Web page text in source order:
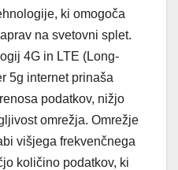
ki omogoča
na svetovni splet.
4G in LTE (Long-
5g internet prinaša
podatkov, nižjo
omrežja. Omrežje
višjega frekvenčnega
količino podatkov, ki